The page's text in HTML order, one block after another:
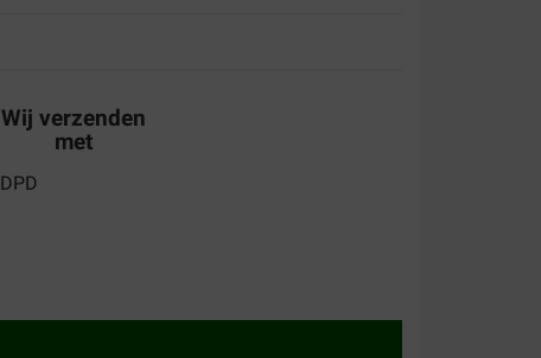
Wij verzenden
met